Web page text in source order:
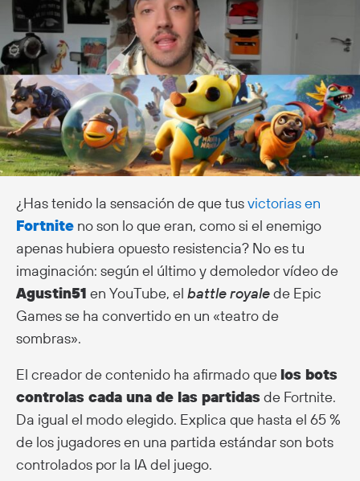
¿Has tenido la sensación de que tusvictorias en
Fortnite no son lo que eran, como si el enemigo
apenas hubiera opuesto resistencia? No es tu
imaginación: según el último y demoledor vídeo de
Agustin51 en YouTube, el battle royalede Epic
Games se ha convertido en un «teatro de
sombras».
El creador de contenido ha afirmado que los bots
controlas cada una de las partidas de Fortnite.
Da igual el modo elegido. Explica que hasta el 65 %
de los jugadores en una partida estándar son bots
controlados por la IA del juego.